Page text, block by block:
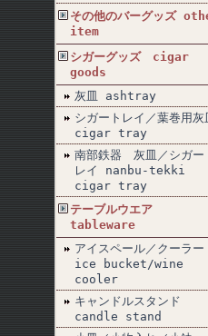
その他のバーグッズ
item
シガーグッズ cigar
goods
灰皿 ashtray
シガートレイ／葉巻用灰
cigar tray
南部鉄器 灰皿／シガー
レイ nanbu-tekki
cigar tray
テーブルウエア
tableware
アイスペール／クーラー
ice bucket/wine
cooler
キャンドルスタンド
candle stand